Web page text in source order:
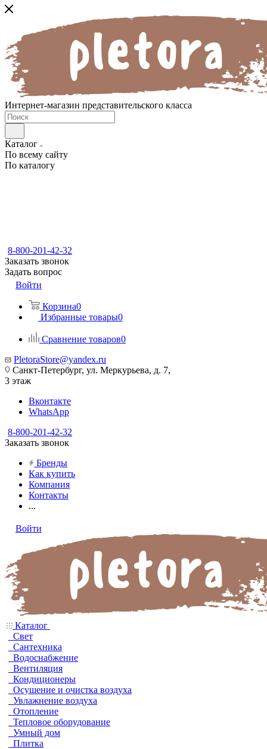
Интернет-магазин представительского класса
Каталог
По всему сайту
По каталогу
8-800-201-42-32
Заказать звонок
Задать вопрос
Войти
Корзина0
Избранные товары0
Сравнение товаров0
PletoraStore@yandex.ru
Санкт-Петербург, ул. Меркурьева, д. 7,
3 этаж
Вконтакте
WhatsApp
8-800-201-42-32
Заказать звонок
Бренды
Как купить
Компания
Контакты
...
Войти
Каталог
Свет
Сантехника
Водоснабжение
Вентиляция
Кондиционеры
Осушение и очистка воздуха
Увлажнение воздуха
Отопление
Тепловое оборудование
Умный дом
Плитка